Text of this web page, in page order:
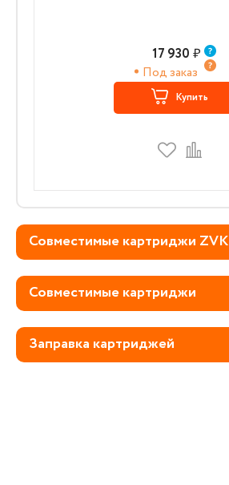
17 930 ₽
Под заказ
Купить
Совместимые картриджи ZVK
Совместимые картриджи
Заправка картриджей